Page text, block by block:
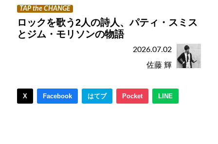
TAP the CHANGE
ロックを歌う2人の詩人、パティ・スミス
とジム・モリソンの物語
2026.07.02
佐藤 輝
X Facebook はてブ Pocket LINE